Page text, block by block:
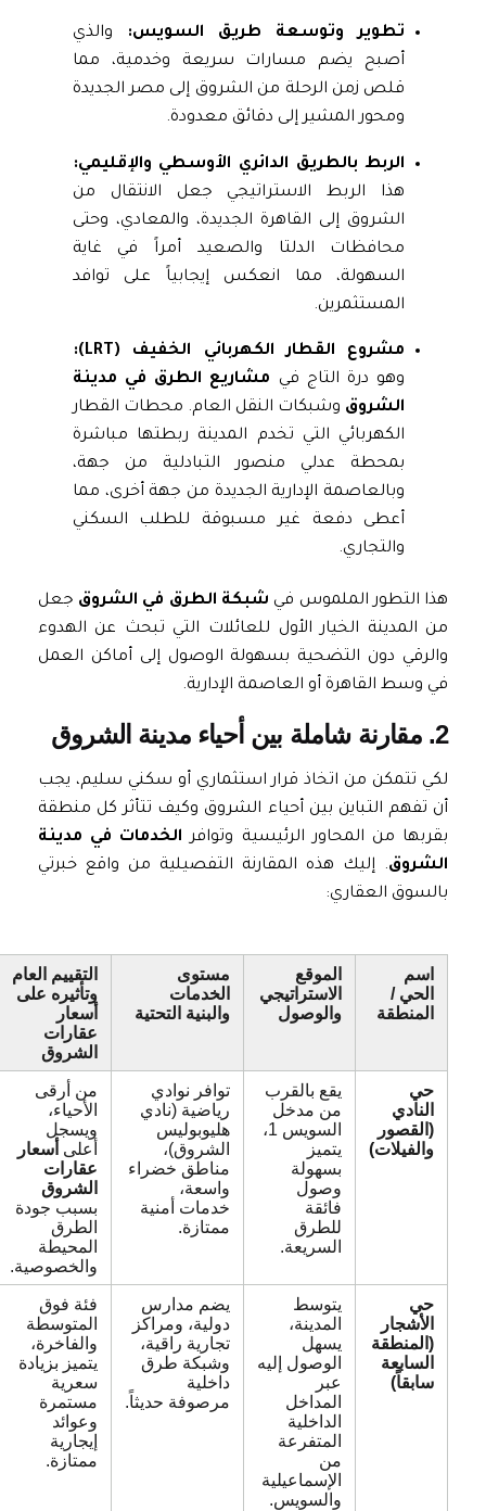
تطوير وتوسعة طريق السويس:والذي
أصبح يضم مسارات سريعة وخدمية، مما
قلص زمن الرحلة من الشروق إلى مصر الجديدة
ومحور المشير إلى دقائق معدودة.
الربط بالطريق الدائري الأوسطي والإقليمي:
هذا الربط الاستراتيجي جعل الانتقال من
الشروق إلى القاهرة الجديدة، والمعادي، وحتى
محافظات الدلتا والصعيد أمراً في غاية
السهولة، مما انعكس إيجابياً على توافد
المستثمرين.
مشروع القطار الكهربائي الخفيف (LRT):
وهو درة التاج في مشاريع الطرق في مدينة
الشروقوشبكات النقل العام. محطات القطار
الكهربائي التي تخدم المدينة ربطتها مباشرة
بمحطة عدلي منصور التبادلية من جهة،
وبالعاصمة الإدارية الجديدة من جهة أخرى، مما
أعطى دفعة غير مسبوقة للطلب السكني
التجاري.
هذا التطور الملموس فيشبكة الطرق في الشروقجعل
من المدينة الخيار الأول للعائلات التي تبحث عن الهدوء
والرقي دون التضحية بسهولة الوصول إلى أماكن العمل
في وسط القاهرة أو العاصمة الإدارية.
لكي تتمكن من اتخاذ قرار استثماري أو سكني سليم، يجب
أن تفهم التباين بين أحياء الشروق وكيف تتأثر كل منطقة
بقربها من المحاور الرئيسية وتوافرالخدمات في مدينة
الشروق. إليك هذه المقارنة التفصيلية من واقع خبرتي
بالسوق العقاري:
الحي /
المنطقة
الموقع
الاستراتيجي
والوصول
مستوى
الخدمات
والبنية التحتية
التقييم العام
وتأثيره على
أسعار
عقارات
الشروق
النادي
(القصور
والفيلات)
يقع بالقرب
من مدخل
السويس 1،
يتميز
بسهولة
وصول
فائقة
للطرق
السريعة.
توافر نوادي
رياضية (نادي
هليوبوليس
الشروق)،
مناطق خضراء
واسعة،
خدمات أمنية
ممتازة.
من أرقى
الأحياء،
ويسجل
أسعار
عقارات
الشروق
بسبب جودة
الطرق
المحيطة
والخصوصية.
الأشجار
(المنطقة
السابعة
سابقاً)
يتوسط
المدينة،
يسهل
الوصول إليه
المداخل
الداخلية
المتفرعة
الإسماعيلية
والسويس.
يضم مدارس
دولية، ومراكز
تجارية راقية،
وشبكة طرق
داخلية
مرصوفة حديثاً.
فئة فوق
المتوسطة
والفاخرة،
يتميز بزيادة
سعرية
مستمرة
وعوائد
إيجارية
ممتازة.